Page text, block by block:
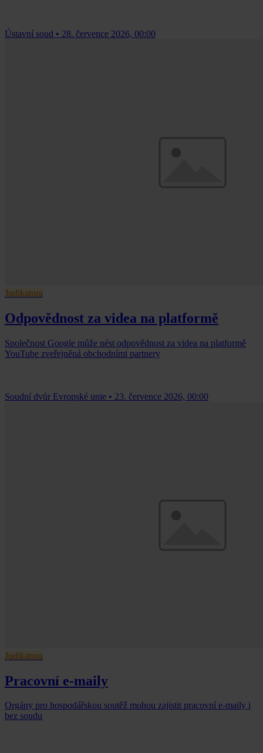
Ústavní soud • 28. července 2026, 00:00
Judikatura
Odpovědnost za videa na platformě
Společnost Google může nést odpovědnost za videa na platformě
YouTube zveřejněná obchodními partnery
Soudní dvůr Evropské unie • 23. července 2026, 00:00
Judikatura
Pracovní e-maily
Orgány pro hospodářskou soutěž mohou zajistit pracovní e-maily i
bez soudu